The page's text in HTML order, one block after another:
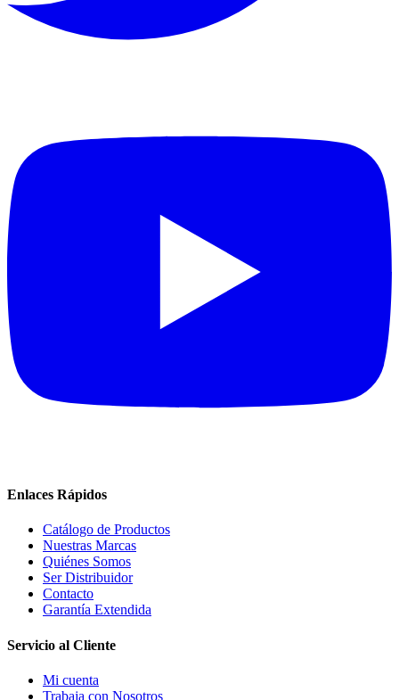
Enlaces Rápidos
Catálogo de Productos
Nuestras Marcas
Quiénes Somos
Ser Distribuidor
Contacto
Garantía Extendida
Servicio al Cliente
Mi cuenta
Trabaja con Nosotros